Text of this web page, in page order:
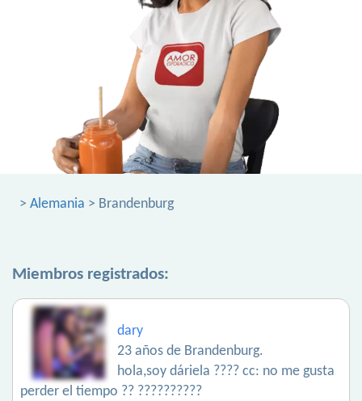
> Alemania > Brandenburg
Miembros registrados:
dary
23 años de Brandenburg.
hola,soy dáriela ???? cc: no me gusta
perder el tiempo ?? ??????????